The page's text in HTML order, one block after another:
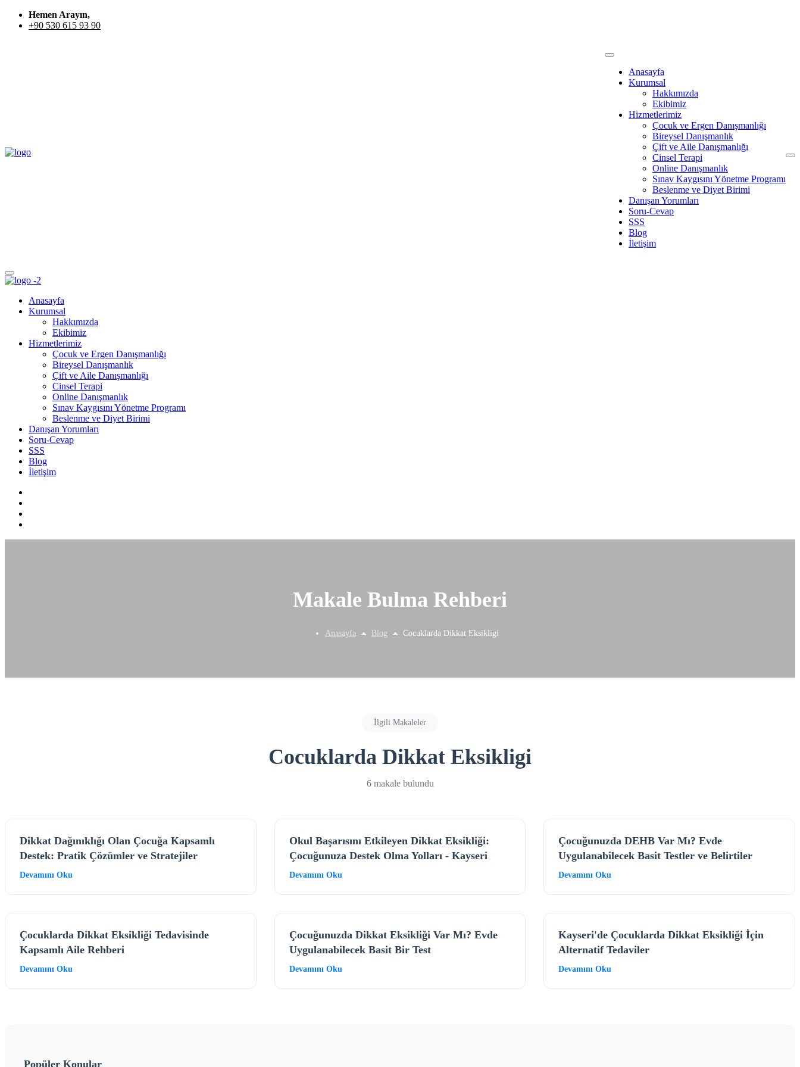
Hemen Arayın,
+90 530 615 93 90
Anasayfa
Kurumsal
Hakkımızda
Ekibimiz
Hizmetlerimiz
Çocuk ve Ergen Danışmanlığı
Bireysel Danışmanlık
Çift ve Aile Danışmanlığı
Cinsel Terapi
Online Danışmanlık
Sınav Kaygısını Yönetme Programı
Beslenme ve Diyet Birimi
Danışan Yorumları
Soru-Cevap
SSS
Blog
İletişim
Anasayfa
Kurumsal
Hakkımızda
Ekibimiz
Hizmetlerimiz
Çocuk ve Ergen Danışmanlığı
Bireysel Danışmanlık
Çift ve Aile Danışmanlığı
Cinsel Terapi
Online Danışmanlık
Sınav Kaygısını Yönetme Programı
Beslenme ve Diyet Birimi
Danışan Yorumları
Soru-Cevap
SSS
Blog
İletişim
Makale Bulma Rehberi
Anasayfa Blog Cocuklarda Dikkat Eksikligi
İlgili Makaleler
Cocuklarda Dikkat Eksikligi
6 makale bulundu
Dikkat Dağınıklığı Olan Çocuğa Kapsamlı
Destek: Pratik Çözümler ve Stratejiler
Devamını Oku
Okul Başarısını Etkileyen Dikkat Eksikliği:
Çocuğunuza Destek Olma Yolları - Kayseri
Devamını Oku
Çocuğunuzda DEHB Var Mı? Evde
Uygulanabilecek Basit Testler ve Belirtiler
Devamını Oku
Çocuklarda Dikkat Eksikliği Tedavisinde
Kapsamlı Aile Rehberi
Devamını Oku
Çocuğunuzda Dikkat Eksikliği Var Mı? Evde
Uygulanabilecek Basit Bir Test
Devamını Oku
Kayseri'de Çocuklarda Dikkat Eksikliği İçin
Alternatif Tedaviler
Devamını Oku
Popüler Konular